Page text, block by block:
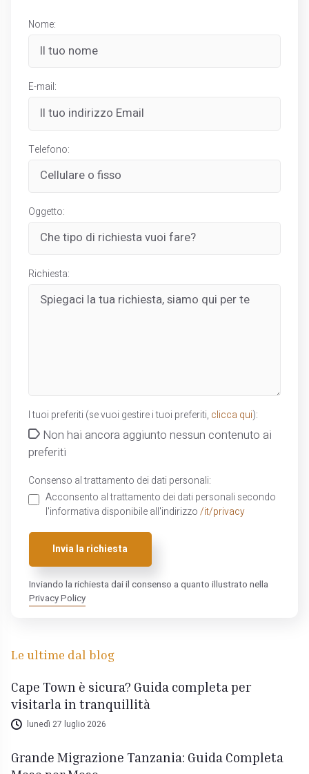
Nome:
E-mail:
Telefono:
Oggetto:
Richiesta:
I tuoi preferiti (se vuoi gestire i tuoi preferiti, clicca qui):
Non hai ancora aggiunto nessun contenuto ai
preferiti
Consenso al trattamento dei dati personali:
Acconsento al trattamento dei dati personali secondo
l'informativa disponibile all'indirizzo /it/privacy
Invia la richiesta
Inviando la richiesta dai il consenso a quanto illustrato nella
Privacy Policy
Le ultime dal blog
Cape Town è sicura? Guida completa per
visitarla in tranquillità
lunedì 27 luglio 2026
Grande Migrazione Tanzania: Guida Completa